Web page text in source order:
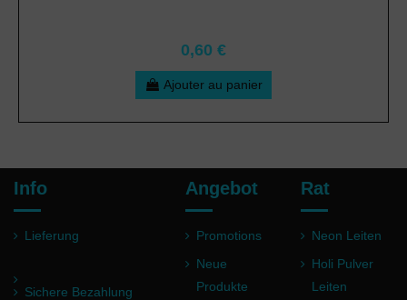
0,60 €
Ajouter au panier
Info
Lieferung
Sichere Bezahlung
Angebot
Promotions
Neue
Produkte
Rat
Neon Leiten
Holi Pulver
Leiten